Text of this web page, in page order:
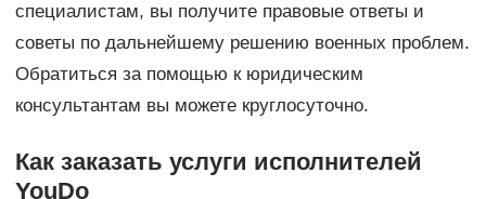
специалистам, вы получите правовые ответы и
советы по дальнейшему решению военных проблем.
Обратиться за помощью к юридическим
консультантам вы можете круглосуточно.
Как заказать услуги исполнителей
YouDo